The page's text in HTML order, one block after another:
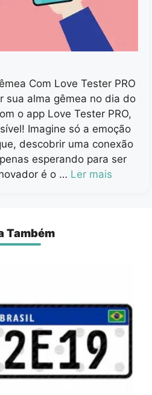
Com Love Tester PRO
sua alma gêmea no dia do
o app Love Tester PRO,
Imagine só a emoção
descobrir uma conexão
esperando para ser
é o … Ler mais
Também